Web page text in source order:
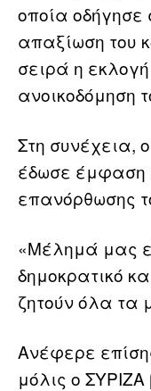
οποία οδήγησε
απαξίωση του
σειρά η
ανοικοδόμηση
Στη συνέχεια,
έδωσε έμφαση
επανόρθωσης
«Μέλημά μας
δημοκρατικό
ζητούν όλα τα
Ανέφερε
μόλις ο